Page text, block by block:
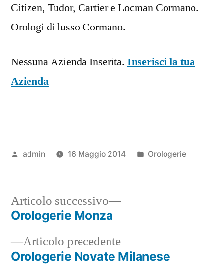
Citizen, Tudor, Cartier e Locman Cormano.
Orologi di lusso Cormano.
Nessuna Azienda Inserita. Inserisci la tua
Azienda
Pubblicato
admin 16 Maggio 2014
Pubblicato
Orologerie
Navigazione
articoli
Articolo precedenteArticolo
precedente:
Orologerie Novate Milanese
Articolo successivo
Articolo
Orologerie Monza